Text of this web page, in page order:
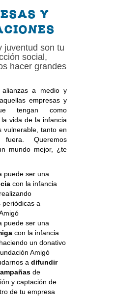
Y
juventud son tu
social,
hacer grandes
alianzas a medio y
empresas y
tengan como
vida de la infancia
vulnerable, tanto en
Queremos
mundo mejor, ¿te
puede ser una
con la infancia
periódicas a
puede ser una
con la infancia
un donativo
Amigó
a difundir
de
y captación de
de tu empresa